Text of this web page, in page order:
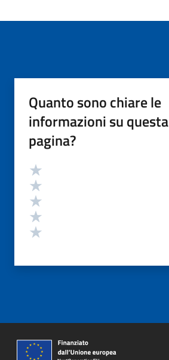
Quanto sono chiare le
informazioni su questa
pagina?
Valutazione